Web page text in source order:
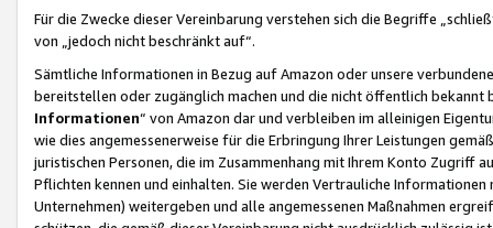
Für die Zwecke dieser Vereinbarung verstehen sich die Begriffe
von „jedoch nicht beschränkt auf“.
Sämtliche Informationen in Bezug auf Amazon oder unsere
bereitstellen oder zugänglich machen und die nicht öffentlich
Informationen“ von Amazon dar und verbleiben im alleinigen
wie dies angemessenerweise für die Erbringung Ihrer Leistungen
juristischen Personen, die im Zusammenhang mit Ihrem Konto
Pflichten kennen und einhalten. Sie werden Vertrauliche
Unternehmen) weitergeben und alle angemessenen Maßnahmen